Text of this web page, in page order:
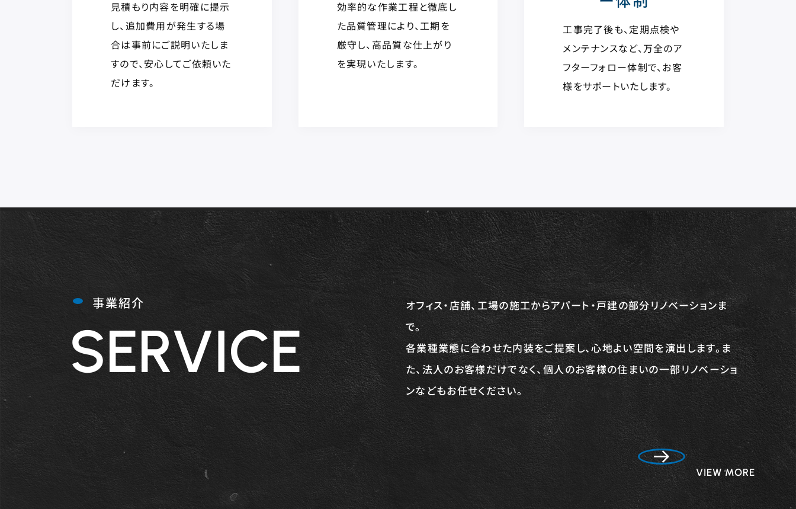
見積もり内容を明確に提示
し、追加費用が発生する場
合は事前にご説明いたしま
すので、安心してご依頼いた
だけます。
効率的な作業工程と徹底し
た品質管理により、工期を
厳守し、高品質な仕上がり
を実現いたします。
工事完了後も、定期点検や
メンテナンスなど、万全のア
フターフォロー体制で、お客
様をサポートいたします。
事業紹介
SERVICE
オフィス・店舗、工場の施工からアパート・戸建の部分リノベーションま
で。
各業種業態に合わせた内装をご提案し、心地よい空間を演出します。ま
た、法人のお客様だけでなく、個人のお客様の住まいの一部リノベーショ
ンなどもお任せください。
VIEW MORE